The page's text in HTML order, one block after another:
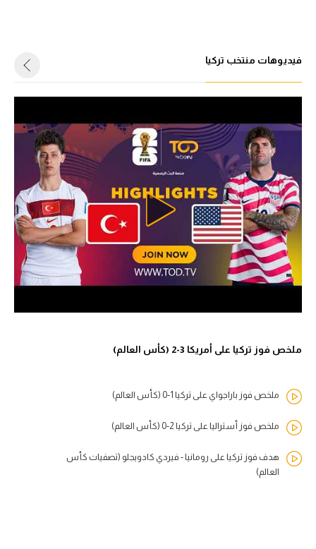
فيديوهات منتخب تركيا
ملخص فوز تركيا على أمريكا 3-2 (كأس العالم)
ملخص فوز باراجواي على تركيا 1-0 (كأس العالم)
ملخص فوز أستراليا على تركيا 2-0 (كأس العالم)
هدف فوز تركيا على رومانيا - فيردي كادويجلو (تصفيات كأس
العالم)